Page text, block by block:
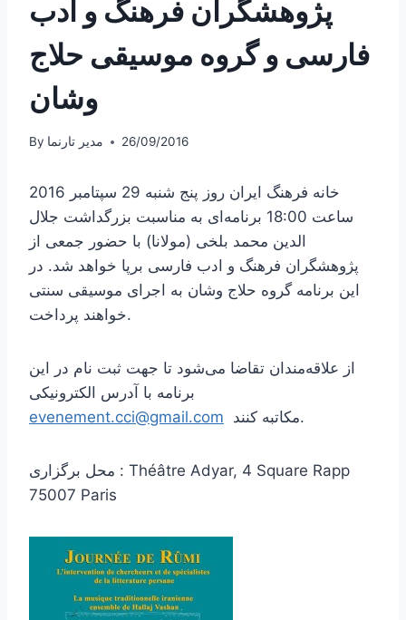
پژوهشگران فرهنگ و ادب
فارسی و گروه موسیقی حلاج
وشان
By مدیر تارنما 26/09/2016
خانه فرهنگ ایران روز پنج شنبه 29 سپتامبر 2016
ساعت 18:00 برنامه‌ای به مناسبت بزرگداشت جلال
الدین محمد بلخی (مولانا) با حضور جمعی از
پژوهشگران فرهنگ و ادب فارسی برپا خواهد شد. در
این برنامه گروه حلاج وشان به اجرای موسیقی سنتی
خواهند پرداخت.
از علاقه‌مندان تقاضا می‌شود تا جهت ثبت نام در این
برنامه با آدرس الکترونیکی
evenement.cci@gmail.com
مکاتبه کنند.
محل برگزاری : Théâtre Adyar, 4 Square Rapp
75007 Paris